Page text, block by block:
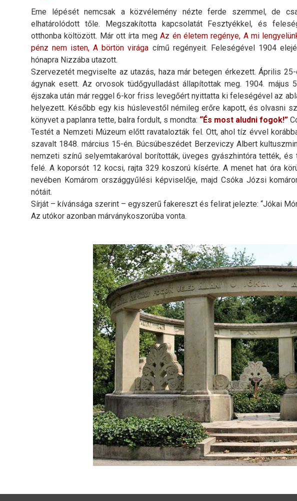
Eme lépését nemcsak a közvélemény nézte ferde szemmel, de
elhatárolódott tőle. Megszakította kapcsolatát Fesztyékkel, és
otthonba költözött. Már ott írta megAz én életem regénye, A mi
pénz nem isten, A börtön virága című regényeit. Feleségével 1904
hónapra Nizzába utazott.
Szervezetét megviselte az utazás, haza már betegen érkezett. Április
ágynak esett. Az orvosok tüdőgyulladást állapítottak meg. 1904.
éjszaka után már reggel 6-kor friss levegőért nyittatta ki feleségével az
helyezett. Később egy kis húslevestől némileg erőre kapott, és olvasni
könyvet a paplanra tette, balra fordult, s mondta: “És most aludni fogok!”
Testét a Nemzeti Múzeum előtt ravatalozták fel. Ott, ahol tíz évvel
szavalt 1848. március 15-én. Búcsúbeszédet Berzeviczy Albert
nemzeti színű selyemtakaróval borították, üveges gyászhintóra tették,
felé. A koporsót 12 kocsi, rajta 329 koszorú kísérte. A menet hat óra
nevében Komárom országgyűlési képviselője, majd Csóka Józsi
nótáit.
Sírját – kívánsága szerint – egyszerű fakereszt és felirat jelezte: “Jókai
Az utókor azonban márványkoszorúba vonta.